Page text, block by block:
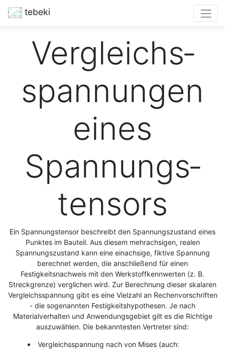
tebeki
Vergleichs­
spannungen
eines
Spannungs­
tensors
Ein Spannungstensor beschreibt den Spannungszustand eines
Punktes im Bauteil. Aus diesem mehrachsigen, realen
Spannungszustand kann eine einachsige, fiktive Spannung
berechnet werden, die anschließend für einen
Festigkeitsnachweis mit den Werkstoffkennwerten (z. B.
Streckgrenze) verglichen wird. Zur Berechnung dieser skalaren
Vergleichsspannung gibt es eine Vielzahl an Rechenvorschriften
- die sogenannten Festigkeitshypothesen. Je nach
Materialverhalten und Anwendungsgebiet gilt es die Richtige
auszuwählen. Die bekanntesten Vertreter sind:
Vergleichsspannung nach von Mises (auch: